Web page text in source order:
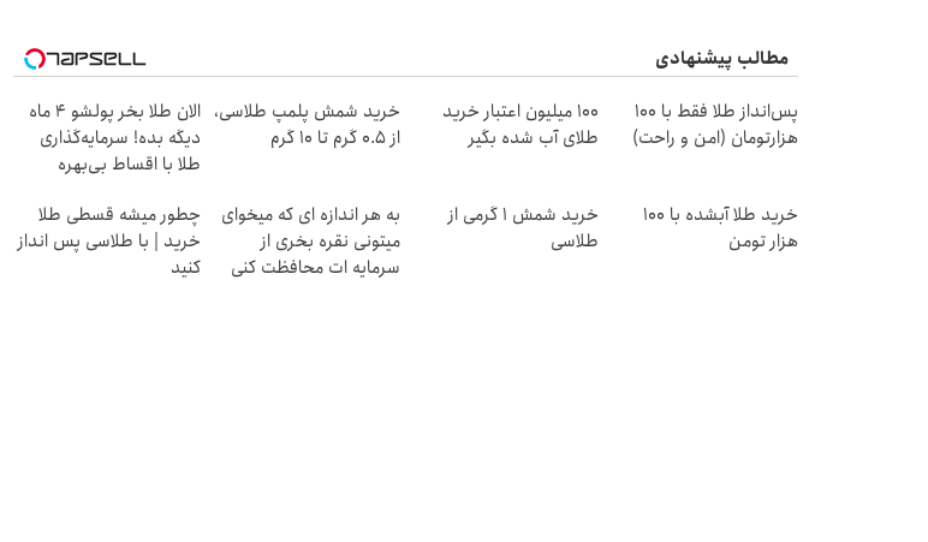
مطالب پیشنهادی
پس‌انداز طلا فقط با ۱۰۰
هزارتومان (امن و راحت)
100 میلیون اعتبار خرید
طلای آب شده بگیر
خرید شمش پلمپ طلاسی،
از ۰.۵ گرم تا ۱۰ گرم
الان طلا بخر پولشو 4 ماه
دیگه بده! سرمایه‌گذاری
طلا با اقساط بی‌بهره
خرید طلا آبشده با 100
هزار تومن
خرید شمش 1 گرمی از
طلاسی
به هر اندازه ای که میخوای
میتونی نقره بخری از
سرمایه ات محافظت کنی
چطور میشه قسطی طلا
خرید | با طلاسی پس انداز
کنید